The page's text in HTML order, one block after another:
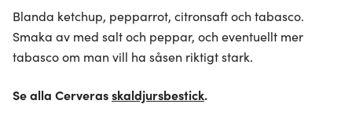
Blanda ketchup, pepparrot, citronsaft och tabasco.
Smaka av med salt och peppar, och eventuellt mer
tabasco om man vill ha såsen riktigt stark.
Se alla Cerverasskaldjursbestick.